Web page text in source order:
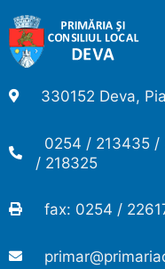
330152 Deva,
0254 / 213435 /
/ 218325
fax: 0254 /